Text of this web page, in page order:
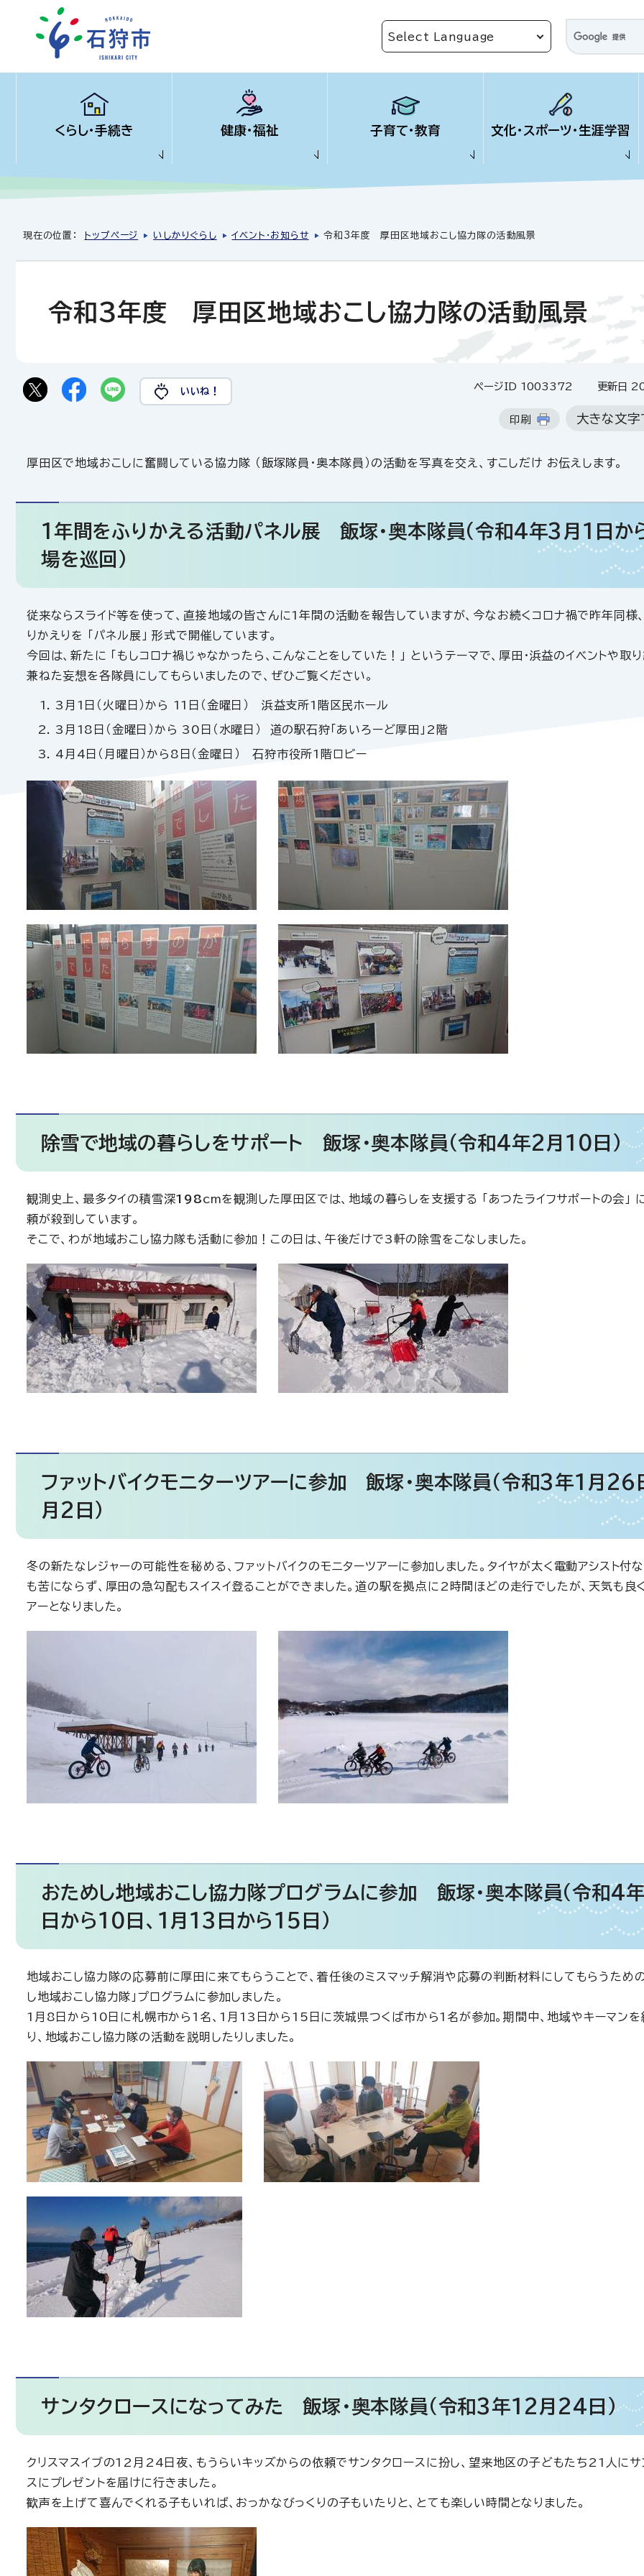
くらし・手続き 健康・福祉 子育て・教育 文化・スポーツ・生涯学習
現在の位置： トップページ いしかりぐらし イベント・お知らせ 令和3年度 厚田区地域おこし協力隊の活動風景
令和3年度 厚田区地域おこし協力隊の活動風景
いいね！ ページID 1003372 更新日
印刷 大きな文字
厚田区で地域おこしに奮闘している協力隊 （飯塚隊員・奥本隊員）の活動を写真を交え、すこしだけ お伝えします。
1年間をふりかえる活動パネル展 飯塚・奥本隊員（令和4年3月1日か
場を巡回）
従来ならスライド等を使って、直接地域の皆さんに1年間の活動を報告していますが、今なお続くコロナ禍で昨年同様
りかえりを 「パネル展」 形式で開催しています。
今回は、新たに 「もしコロナ禍じゃなかったら、こんなことをしていた！」 というテーマで、厚田・浜益のイベントや取
兼ねた妄想を各隊員にしてもらいましたので、ぜひご覧ください。
3月1日（火曜日）から 11日（金曜日） 浜益支所1階区民ホール
3月18日（金曜日）から 30日（水曜日） 道の駅石狩「あいろーど厚田」2階
4月4日（月曜日）から8日（金曜日） 石狩市役所1階ロビー
除雪で地域の暮らしをサポート 飯塚・奥本隊員（令和4年2月10日）
観測史上、最多タイの積雪深198cmを観測した厚田区では、地域の暮らしを支援する 「あつたライフサポートの会」
頼が殺到しています。
そこで、わが地域おこし協力隊も活動に参加！この日は、午後だけで3軒の除雪をこなしました。
ファットバイクモニターツアーに参加 飯塚・奥本隊員（令和3年1月26
月2日）
冬の新たなレジャーの可能性を秘める、ファットバイクのモニターツアーに参加しました。タイヤが太く電動アシスト付
も苦にならず、厚田の急勾配もスイスイ登ることができました。道の駅を拠点に2時間ほどの走行でしたが、天気も良
アーとなりました。
おためし地域おこし協力隊プログラムに参加 飯塚・奥本隊員（令和4
日から10日、1月13日から15日）
地域おこし協力隊の応募前に厚田に来てもらうことで、着任後のミスマッチ解消や応募の判断材料にしてもらうため
し地域おこし協力隊」プログラムに参加しました。
1月8日から10日に札幌市から1名、1月13日から15日に茨城県つくば市から1名が参加。期間中、地域やキーマンを
り、地域おこし協力隊の活動を説明したりしました。
サンタクロースになってみた 飯塚・奥本隊員（令和3年12月24日）
クリスマスイブの12月24日夜、もうらいキッズからの依頼でサンタクロースに扮し、望来地区の子どもたち21人にサ
スにプレゼントを届けに行きました。
歓声を上げて喜んでくれる子もいれば、おっかなびっくりの子もいたりと、とても楽しい時間となりました。